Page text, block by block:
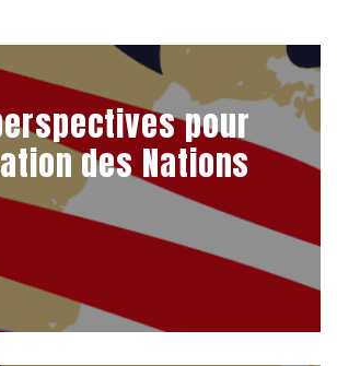
pour
des Nations